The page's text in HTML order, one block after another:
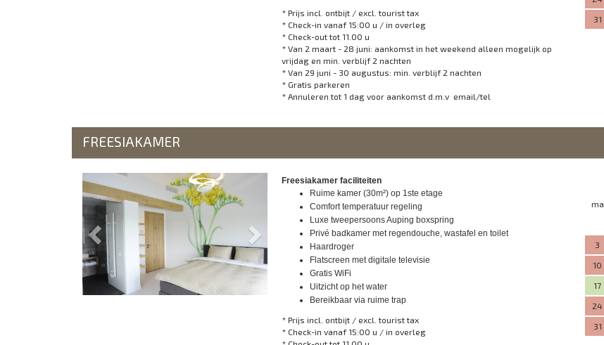
* Prijs incl. ontbijt / excl. tourist tax
* Check-in vanaf 15:00 u / in overleg
* Check-out tot 11.00 u
* Van 2 maart - 28 juni: aankomst in het weekend alleen mogelijk op
vrijdag en min. verblijf 2 nachten
* Van 29 juni - 30 augustus: min. verblijf 2 nachten
* Gratis parkeren
* Annuleren tot 1 dag voor aankomst d.m.v email/tel
31
FREESIAKAMER
Previous NextFreesiakamer faciliteiten
Ruime kamer (30m²) op 1ste etage
Comfort temperatuur regeling
Luxe tweepersoons Auping boxspring
Privé badkamer met regendouche, wastafel en toilet
Haardroger
Flatscreen met digitale televisie
Gratis WiFi
Uitzicht op het water
Bereikbaar via ruime trap
* Prijs incl. ontbijt / excl. tourist tax
* Check-in vanaf 15:00 u / in overleg
ma
3
10
17
24
31